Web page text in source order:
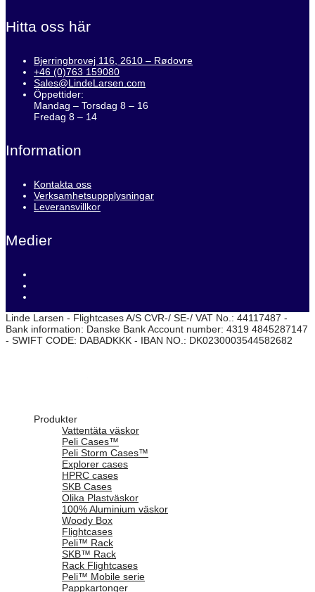
Hitta oss här
Bjerringbrovej 116, 2610 – Rødovre
+46 (0)763 159080
Sales@LindeLarsen.com
Öppettider:
Mandag – Torsdag 8 – 16
Fredag 8 – 14
Information
Kontakta oss
Verksamhetsuppplysningar
Leveransvillkor
Medier
Linde Larsen - Flightcases A/S CVR-/ SE-/ VAT No.: 44117487 -
Bank information: Danske Bank Account number: 4319 4845287147
- SWIFT CODE: DABADKKK - IBAN NO.: DK0230003544582682
Produkter
Vattentäta väskor
Peli Cases™
Peli Storm Cases™
Explorer cases
HPRC cases
SKB Cases
Olika Plastväskor
100% Aluminium väskor
Woody Box
Flightcases
Peli™ Rack
SKB™ Rack
Rack Flightcases
Peli™ Mobile serie
Pappkartonger